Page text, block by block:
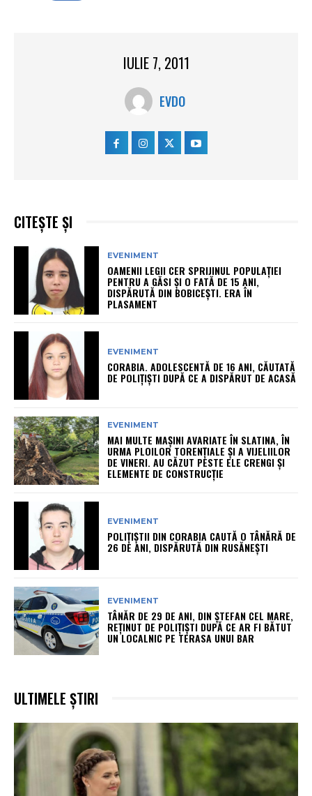
IULIE 7, 2011
EVDO
CITEȘTE ȘI
EVENIMENT
OAMENII LEGII CER SPRIJINUL POPULAȚIEI
PENTRU A GĂSI ȘI O FATĂ DE 15 ANI,
DISPĂRUTĂ DIN BOBICEȘTI. ERA ÎN
PLASAMENT
EVENIMENT
CORABIA. ADOLESCENTĂ DE 16 ANI, CĂUTATĂ
DE POLIȚIȘTI DUPĂ CE A DISPĂRUT DE ACASĂ
EVENIMENT
MAI MULTE MAȘINI AVARIATE ÎN SLATINA, ÎN
URMA PLOILOR TORENȚIALE ȘI A VIJELIILOR
DE VINERI. AU CĂZUT PESTE ELE CRENGI ȘI
ELEMENTE DE CONSTRUCȚIE
EVENIMENT
POLIȚIȘTII DIN CORABIA CAUTĂ O TÂNĂRĂ DE
26 DE ANI, DISPĂRUTĂ DIN RUSĂNEȘTI
EVENIMENT
TÂNĂR DE 29 DE ANI, DIN ȘTEFAN CEL MARE,
REȚINUT DE POLIȚIȘTI DUPĂ CE AR FI BĂTUT
UN LOCALNIC PE TERASA UNUI BAR
ULTIMELE ȘTIRI